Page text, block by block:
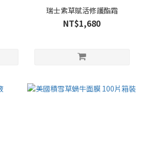
瑞士紫草賦活修護酯霜
NT$1,680